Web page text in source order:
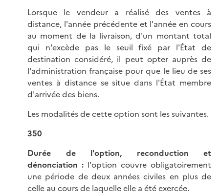
Lorsque le vendeur a réalisé des ventes à
distance, l'année précédente et l'année en cours
au moment de la livraison, d'un montant total
qui n'excède pas le seuil fixé par l'État de
destination considéré, il peut opter auprès de
l'administration française pour que le lieu de ses
ventes à distance se situe dans l'État membre
d'arrivée des biens.
Les modalités de cette option sont les suivantes.
350
Durée de l'option, reconduction et
dénonciation : l'option couvre obligatoirement
une période de deux années civiles en plus de
celle au cours de laquelle elle a été exercée.